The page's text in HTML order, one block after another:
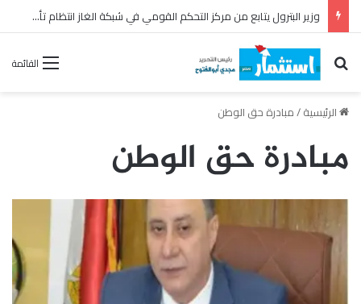
بترومنت تجدد عقد الصيانة الشاملة مع شركة أنربك لمدة ثلاث سنوات
القائمة بحث عن
الرئيسية/مبادرة حق الوطن
مبادرة حق الوطن